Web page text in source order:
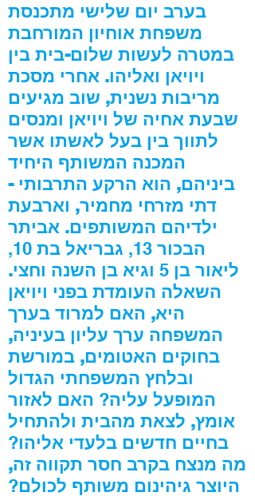
בערב יום שלישי מתכנסת
משפחת אוחיון המורחבת
במטרה לעשות שלום-בית בין
ויויאן ואליהו. אחרי מסכת
מריבות נשנית, שוב מגיעים
שבעת אחיה של ויויאן ומנסים
לתווך בין בעל לאשתו אשר
המכנה המשותף היחיד
ביניהם, הוא הרקע התרבותי -
דתי מזרחי מחמיר, וארבעת
ילדיהם המשותפים. אביתר
הבכור 13, גבריאל בת 10,
ליאור בן 5 וגיא בן השנה וחצי.
השאלה העומדת בפני ויויאן
היא, האם למרוד בערך
המשפחה ערך עליון בעיניה,
בחוקים האטומים, במורשת
ובלחץ המשפחתי הגדול
המופעל עליה? האם לאזור
אומץ, לצאת מהבית ולהתחיל
בחיים חדשים בלעדי אליהו?
מה מנצח בקרב חסר תקווה זה,
היוצר גיהינום משותף לכולם?